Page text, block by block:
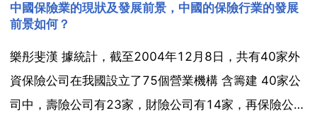
量大，科技含量日益提高，已成為我國國民經濟中的重
中國保險業的現狀及發展前景，中國的保險行業的發展
前景如何？
樂彤斐漢 據統計，截至2004年12月8日，共有40家外
資保險公司在我國設立了75個營業機構 含籌建 40家公
司中，壽險公司有23家，財險公司有14家，再保險公司